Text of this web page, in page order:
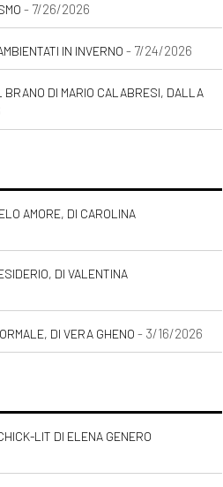
- 7/26/2026
IN INVERNO - 7/24/2026
DI MARIO CALABRESI, DALLA
AMORE, DI CAROLINA
DI VALENTINA
DI VERA GHENO - 3/16/2026
LIT DI ELENA GENERO